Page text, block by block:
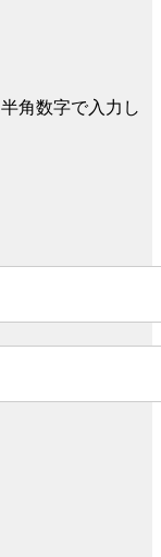
半角数字で入力し